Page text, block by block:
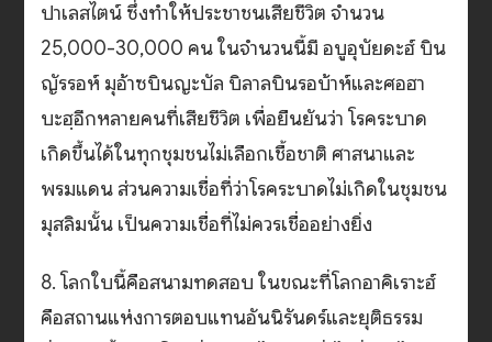
ปาเลสไตน์ ซึ่งทำให้ประชาชนเสียชีวิต จำนวน
25,000-30,000 คน ในจำนวนนี้มี อบูอุบัยดะฮ์ บิน
ญัรรอห์ มุอ้าซบินญะบัล บิลาลบินรอบ้าห์และศอฮา
บะฮฺอีกหลายคนที่เสียชีวิต เพื่อยืนยันว่า โรคระบาด
เกิดขึ้นได้ในทุกชุมชนไม่เลือกเชื้อชาติ ศาสนาและ
พรมแดน ส่วนความเชื่อที่ว่าโรคระบาดไม่เกิดในชุมชน
มุสลิมนั้น เป็นความเชื่อที่ไม่ควรเชื่ออย่างยิ่ง
8. โลกใบนี้คือสนามทดสอบ ในขณะที่โลกอาคิเราะฮ์
คือสถานแห่งการตอบแทนอันนิรันดร์และยุติธรรม